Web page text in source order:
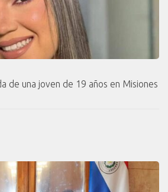
de una joven de 19 años en Misiones